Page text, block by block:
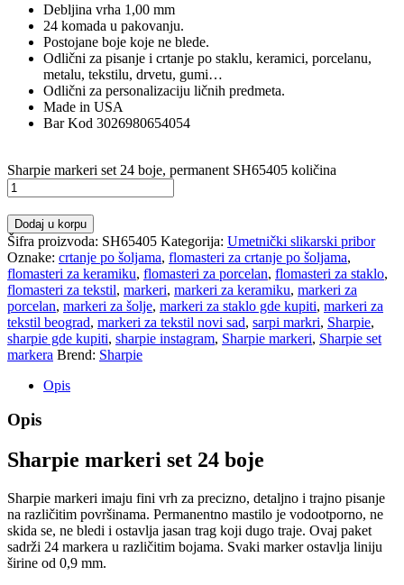
Debljina vrha 1,00 mm
24 komada u pakovanju.
Postojane boje koje ne blede.
Odlični za pisanje i crtanje po staklu, keramici, porcelanu,
metalu, tekstilu, drvetu, gumi…
Odlični za personalizaciju ličnih predmeta.
Made in USA
Bar Kod 3026980654054
Sharpie markeri set 24 boje, permanent SH65405 količina
Dodaj u korpu
Šifra proizvoda: SH65405 Kategorija: Umetnički slikarski pribor
Oznake: crtanje po šoljama, flomasteri za crtanje po šoljama,
flomasteri za keramiku, flomasteri za porcelan, flomasteri za staklo,
flomasteri za tekstil, markeri, markeri za keramiku, markeri za
porcelan, markeri za šolje, markeri za staklo gde kupiti, markeri za
tekstil beograd, markeri za tekstil novi sad, sarpi markri, Sharpie,
sharpie gde kupiti, sharpie instagram, Sharpie markeri, Sharpie set
markera Brend: Sharpie
Opis
Opis
Sharpie markeri set 24 boje
Sharpie markeri imaju fini vrh za precizno, detaljno i trajno pisanje
na različitim površinama. Permanentno mastilo je vodootporno, ne
skida se, ne bledi i ostavlja jasan trag koji dugo traje. Ovaj paket
sadrži 24 markera u različitim bojama. Svaki marker ostavlja liniju
širine od 0,9 mm.